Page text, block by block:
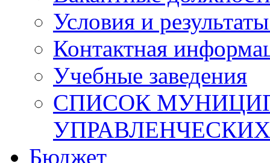
Условия и
Контактная
Учебные заведения
СПИСОК
Бюджет